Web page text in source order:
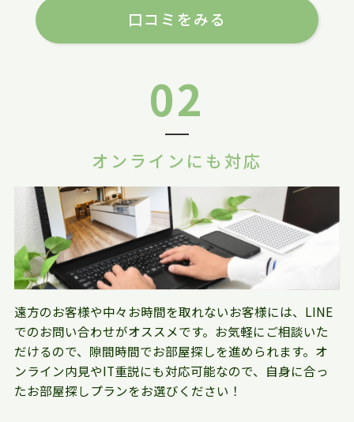
口コミをみる
02
オンラインにも対応
遠方のお客様や中々お時間を取れないお客様には、LINE
でのお問い合わせがオススメです。お気軽にご相談いた
だけるので、隙間時間でお部屋探しを進められます。オ
ンライン内見やIT重説にも対応可能なので、自身に合っ
たお部屋探しプランをお選びください！